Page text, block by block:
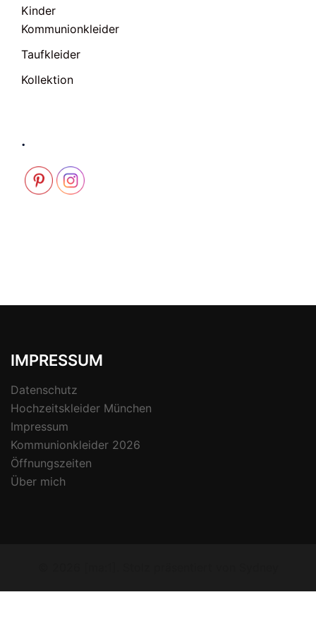
Kinder
Kommunionkleider
Taufkleider
Kollektion
.
IMPRESSUM
Datenschutz
Hochzeitskleider München
Impressum
Kommunionkleider 2026
Öffnungszeiten
Über mich